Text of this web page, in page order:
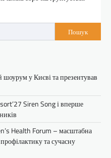
Пошук
у Києві та презентував
Siren Song і вперше
Health Forum – масштабна
та сучасну